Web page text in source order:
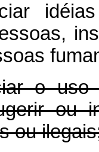
o uso
ou
ou